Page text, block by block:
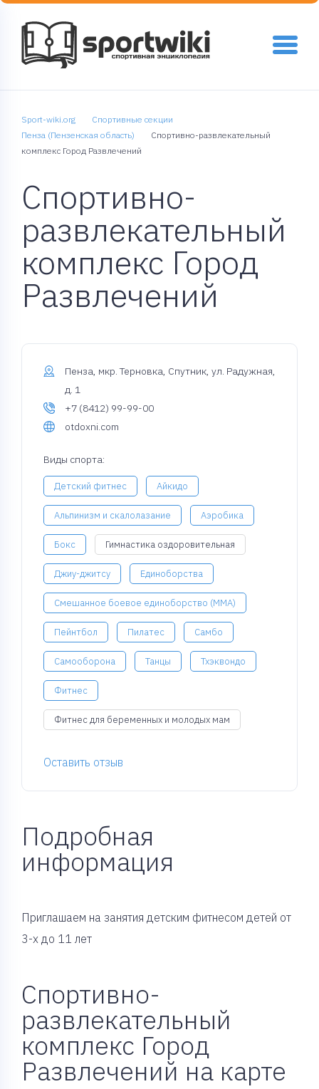
Sport-wiki.org
Спортивные секции
Пенза (Пензенская область)
Спортивно-развлекательный
комплекс Город Развлечений
Спортивно-
развлекательный
комплекс Город
Развлечений
Пенза, мкр. Терновка, Спутник, ул. Радужная,
д. 1
+7 (8412) 99-99-00
otdoxni.com
Виды спорта:
Детский фитнес Айкидо
Альпинизм и скалолазание Аэробика
Бокс Гимнастика оздоровительная
Джиу-джитсу Единоборства
Смешанное боевое единоборство (MMA)
Пейнтбол Пилатес Самбо
Самооборона Танцы Тхэквондо
Фитнес
Фитнес для беременных и молодых мам
Оставить отзыв
Подробная
информация
Приглашаем на занятия детским фитнесом детей от
3-х до 11 лет
Спортивно-
развлекательный
комплекс Город
Развлечений на карте